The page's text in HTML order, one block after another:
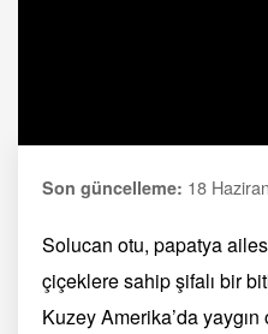
Son güncelleme: 18
Solucan otu, papatya
çiçeklere sahip şifalı bir
Kuzey Amerika’da